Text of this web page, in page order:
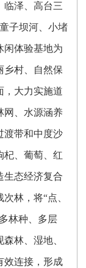
临泽、高台三
子坝河、小堵
闲体验基地为
乡村、自然保
，大力实施道
网、水源涵养
渡带和中度沙
杞、葡萄、红
生态经济复合
林，将“点、
林种、多层
林、湿地、
效连接，形成